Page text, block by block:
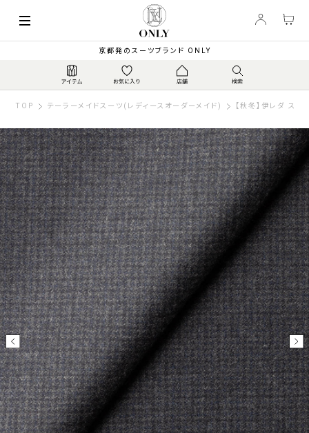
京都発のスーツブランド ONLY
TOP テーラーメイドスーツ(レディースオーダーメイド) 【秋冬】伊レダ ス